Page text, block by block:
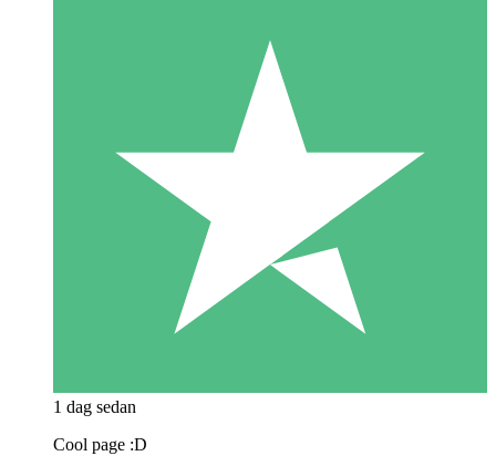
1 dag sedan
Cool page :D